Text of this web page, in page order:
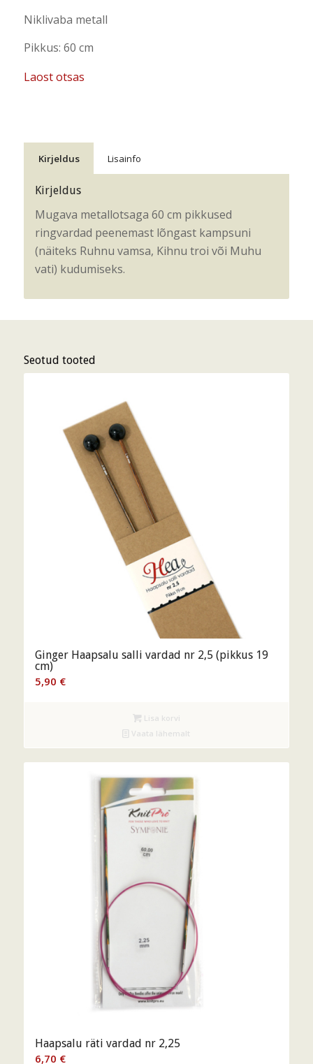
Niklivaba metall
Pikkus: 60 cm
Laost otsas
Kirjeldus Lisainfo
Kirjeldus
Mugava metallotsaga 60 cm pikkused
ringvardad peenemast lõngast kampsuni
(näiteks Ruhnu vamsa, Kihnu troi või Muhu
vati) kudumiseks.
Seotud tooted
Ginger Haapsalu salli vardad nr 2,5 (pikkus 19
cm)
5,90 €
Lisa korvi
Vaata lähemalt
Haapsalu räti vardad nr 2,25
6,70 €